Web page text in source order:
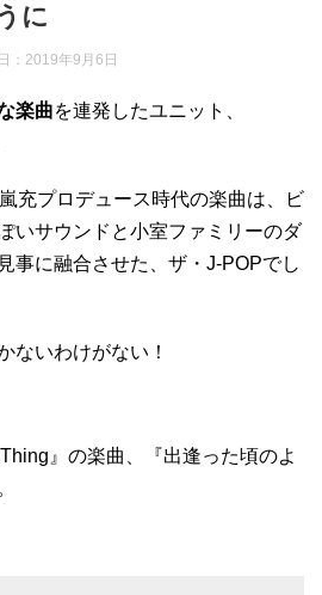
に
： 2019年9月6日
楽曲を連発したユニット、
充プロデュース時代の楽曲は、ビ
いサウンドと小室ファミリーのダ
事に融合させた、ザ・J-POPでし
ないわけがない！
』の楽曲、『出逢った頃のよ